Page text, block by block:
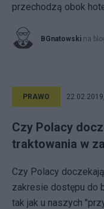
przechodzą obok
BGnatowski na
PRAWO
Czy Polacy
traktowania w
Czy Polacy
zakresie dostępu do
tak jak u naszych